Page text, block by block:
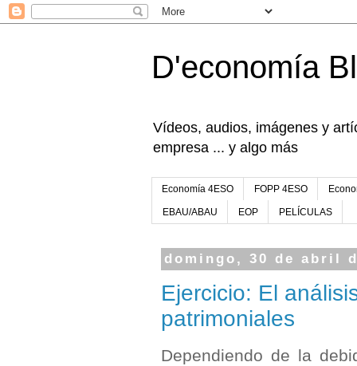
D'economía
Vídeos, audios, imágenes y
empresa ... y algo más
Economía 4ESO FOPP 4ESO
EBAU/ABAU EOP PELÍCULAS
domingo, 30 de abril
Ejercicio: El
patrimoniales
Dependiendo de la